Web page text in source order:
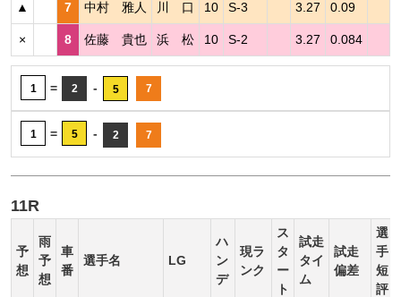
▲ 7 中村 雅人 川 口 10 S-3 3.27 0.09
× 8 佐藤 貴也 浜 松 10 S-2 3.27 0.084
1 = 2 - 5 7
1 = 5 - 2 7
11R
予
想
雨
予
想
車
番
選手名 LG
ハ
ン
デ
現ラ
ンク
ス
タ
ー
ト
試走
タイ
ム
試走
偏差
選
手
短
評